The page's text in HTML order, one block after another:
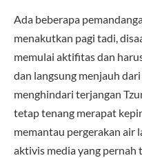
Ada beberapa
menakutkan pagi tadi,
memulai aktifitas dan
dan langsung menjauh
menghindari terjangan
tetap tenang merapat
memantau pergerakan air
aktivis media yang pernah